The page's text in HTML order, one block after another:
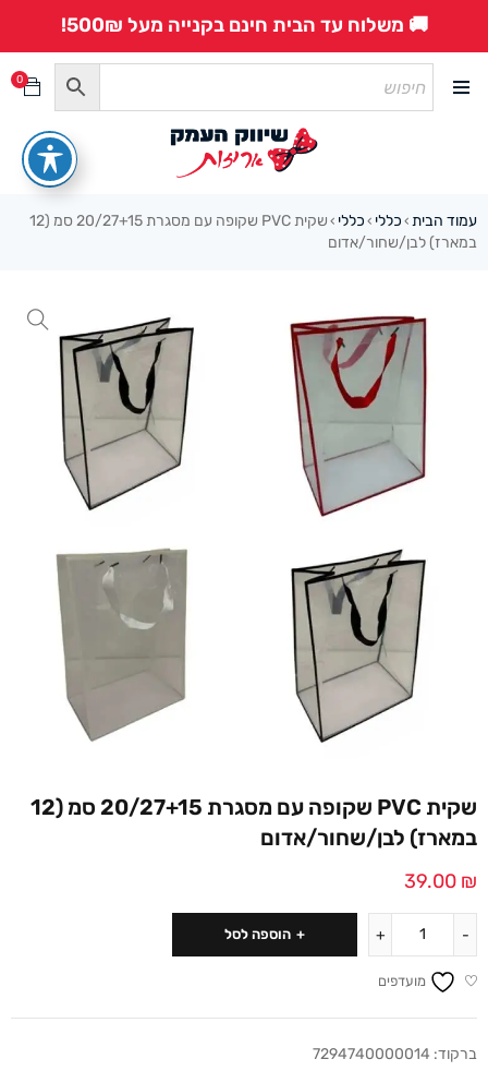
🚚 משלוח עד הבית חינם בקנייה מעל 500₪!
0
עמוד הבית › כללי › כללי ›
שקית PVC שקופה עם מסגרת 20/27+15 סמ (12
במארז) לבן/שחור/אדום
שקית PVC שקופה עם מסגרת 20/27+15 סמ (12
במארז) לבן/שחור/אדום
39.00 ₪
הוספה לסל
מועדפים
ברקוד: 7294740000014